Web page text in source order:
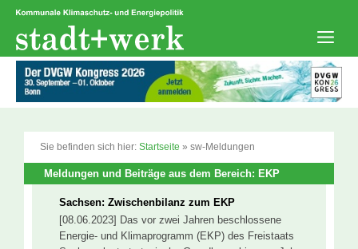
Zum
springen
Sie befinden sich hier: Startseite » sw-Meldungen
Meldungen und Beiträge aus dem Bereich: EKP
Sachsen: Zwischenbilanz zum EKP
[08.06.2023] Das vor zwei Jahren beschlossene
Energie- und Klimaprogramm (EKP) des Freistaats